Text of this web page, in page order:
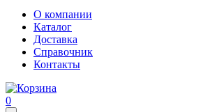
О компании
Каталог
Доставка
Справочник
Контакты
0